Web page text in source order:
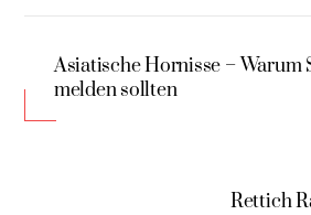
Asiatische Hornisse – Warum
melden sollten
Rettich